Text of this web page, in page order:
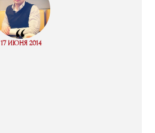
“
17 ИЮНЯ 2014
Read